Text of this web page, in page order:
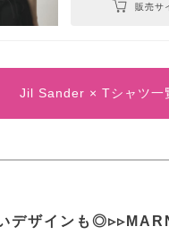
販売サ
Jil Sander × Tシャツ一
デザインも